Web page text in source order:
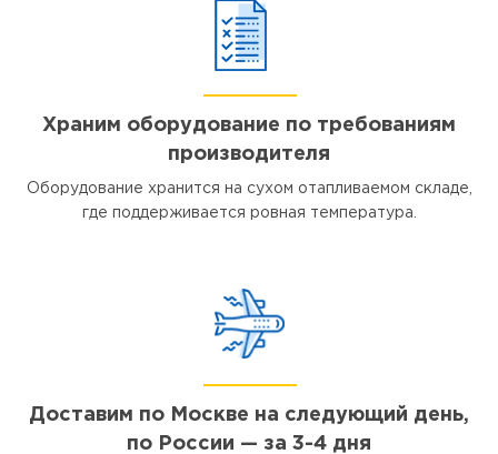
Храним оборудование по требованиям
производителя
Оборудование хранится на сухом отапливаемом складе,
где поддерживается ровная температура.
Доставим по Москве на следующий день,
по России — за 3-4 дня